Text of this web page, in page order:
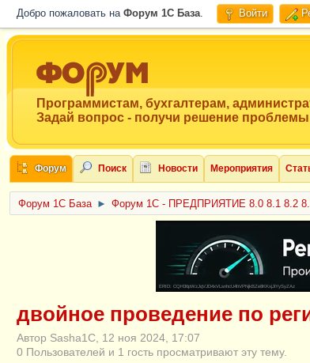
Добро пожаловать на Форум 1C База. Войти
Программистам, бухгалтерам,
Задай вопрос - получи решение проблемы
Форум Поиск Новости Мероприятия
Форум 1C База ► Форум 1С - ПРЕДПРИЯТИЕ 8.0 8.1 8.2
ERID: CQH36pWzJqVJD4xVLsnhcU4hVPNjkBZe8KKxjJiYySyZAz
двойное проведение по
Автор Sasha1C, 12 ноя 2024, 17:07
0 Пользователей и 1 гость просматривают эту тему.